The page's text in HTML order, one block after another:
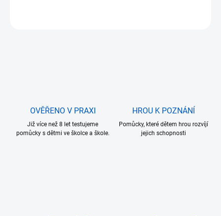
OVĚŘENO V PRAXI
Již více než 8 let testujeme
pomůcky s dětmi ve školce a škole.
HROU K POZNÁNÍ
Pomůcky, které dětem hrou rozvíjí
jejich schopnosti